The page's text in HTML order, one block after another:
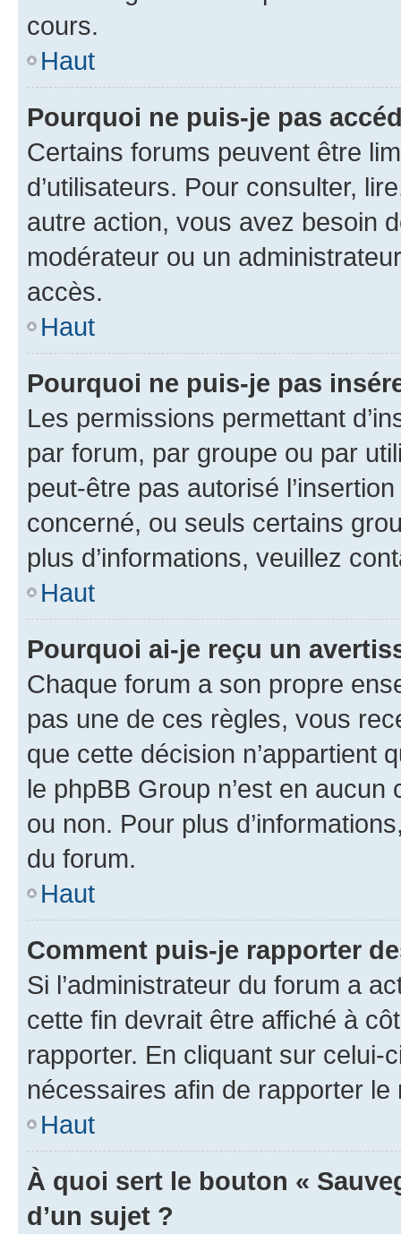
cours.
Haut
Pourquoi ne puis-je pas
Certains forums peuvent être
d’utilisateurs. Pour consulter,
autre action, vous avez besoin
modérateur ou un
accès.
Haut
Pourquoi ne puis-je pas
Les permissions permettant
par forum, par groupe ou par
peut-être pas autorisé
concerné, ou seuls certains
plus d’informations, veuillez
Haut
Pourquoi ai-je reçu un
Chaque forum a son propre
pas une de ces règles, vous
que cette décision n’appartient
le phpBB Group n’est en
ou non. Pour plus
du forum.
Haut
Comment puis-je rapporter
Si l’administrateur du forum a
cette fin devrait être affiché à
rapporter. En cliquant sur
nécessaires afin de rapporter le
Haut
À quoi sert le bouton «
d’un sujet ?